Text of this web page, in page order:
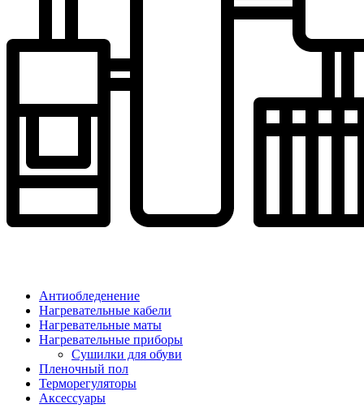
Антиобледенение
Нагревательные кабели
Нагревательные маты
Нагревательные приборы
Сушилки для обуви
Пленочный пол
Терморегуляторы
Аксессуары